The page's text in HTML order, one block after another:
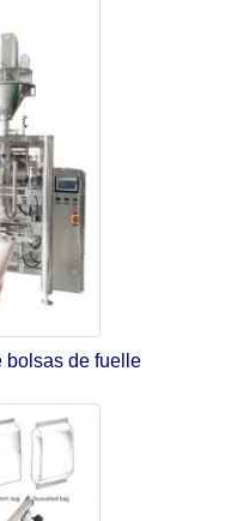
bolsas de fuelle